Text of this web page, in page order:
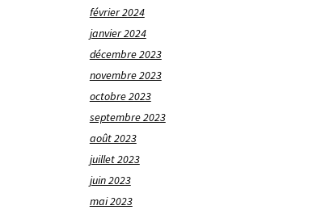
février 2024
janvier 2024
décembre 2023
novembre 2023
octobre 2023
septembre 2023
août 2023
juillet 2023
juin 2023
mai 2023